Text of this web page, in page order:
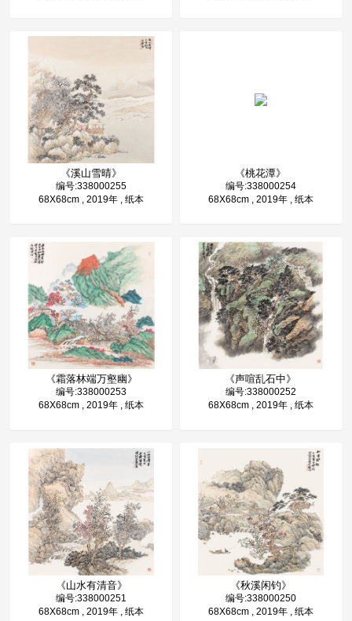
《溪山雪晴》
编号:338000255
68X68cm , 2019年 , 纸本
《霜落林端万壑幽》
编号:338000253
68X68cm , 2019年 , 纸本
《山水有清音》
编号:338000251
68X68cm , 2019年 , 纸本
《桃花潭》
编号:338000254
68X68cm , 2019年 , 纸本
《声喧乱石中》
编号:338000252
68X68cm , 2019年 , 纸本
《秋溪闲钓》
编号:338000250
68X68cm , 2019年 , 纸本